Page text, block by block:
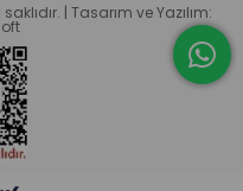
| Tasarım ve Yazılım: